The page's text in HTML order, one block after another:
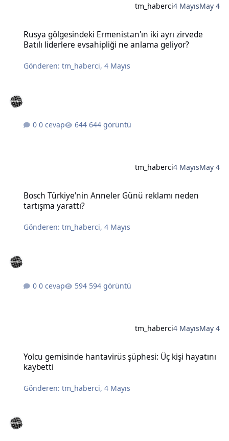
tm_haberci4 MayısMay 4
Rusya gölgesindeki Ermenistan'ın iki ayrı zirvede
Batılı liderlere evsahipliği ne anlama geliyor?
Gönderen:tm_haberci,4 Mayıs
0 cevap 644 görüntü
tm_haberci4 MayısMay 4
Bosch Türkiye'nin Anneler Günü reklamı neden
tartışma yarattı?
Gönderen:tm_haberci,4 Mayıs
0 cevap 594 görüntü
tm_haberci4 MayısMay 4
Yolcu gemisinde hantavirüs şüphesi: Üç kişi hayatını
kaybetti
Gönderen:tm_haberci,4 Mayıs